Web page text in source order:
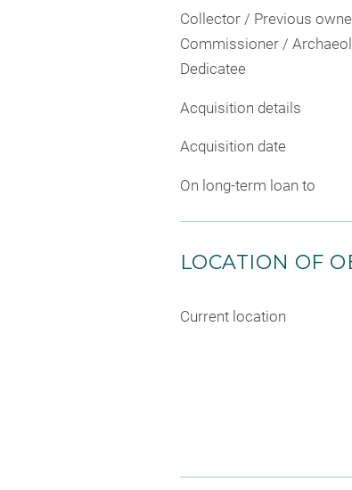
Collector / Previous
Commissioner /
Dedicatee
Acquisition details
Acquisition date
On long-term loan to
LOCATION OF
Current location